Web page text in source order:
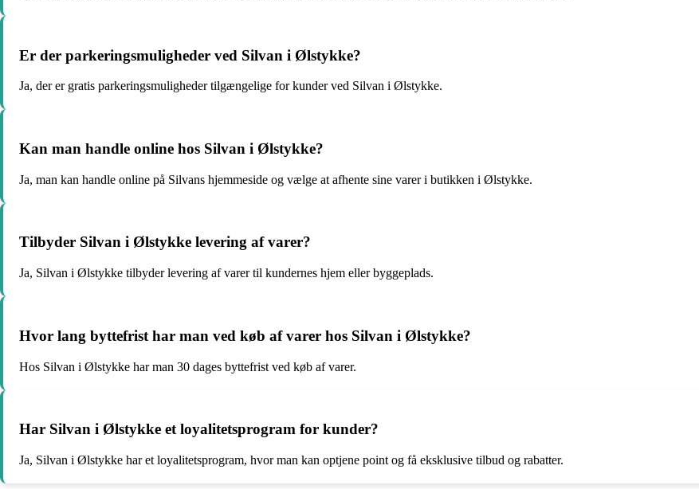
Er der parkeringsmuligheder ved Silvan i Ølstykke?
Ja, der er gratis parkeringsmuligheder tilgængelige for kunder ved Silvan i Ølstykke.
Kan man handle online hos Silvan i Ølstykke?
Ja, man kan handle online på Silvans hjemmeside og vælge at afhente sine varer i butikken i Ølstykke.
Tilbyder Silvan i Ølstykke levering af varer?
Ja, Silvan i Ølstykke tilbyder levering af varer til kundernes hjem eller byggeplads.
Hvor lang byttefrist har man ved køb af varer hos Silvan i Ølstykke?
Hos Silvan i Ølstykke har man 30 dages byttefrist ved køb af varer.
Har Silvan i Ølstykke et loyalitetsprogram for kunder?
Ja, Silvan i Ølstykke har et loyalitetsprogram, hvor man kan optjene point og få eksklusive tilbud og rabatter.